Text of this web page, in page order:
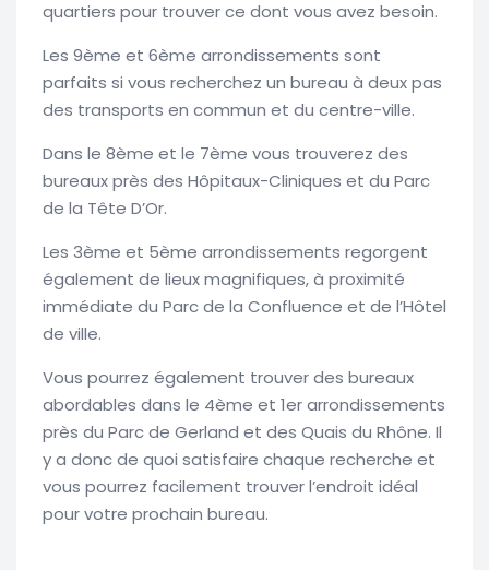
quartiers pour trouver ce dont vous avez besoin.
Les 9ème et 6ème arrondissements sont
parfaits si vous recherchez un bureau à deux pas
des transports en commun et du centre-ville.
Dans le 8ème et le 7ème vous trouverez des
bureaux près des Hôpitaux-Cliniques et du Parc
de la Tête D’Or.
Les 3ème et 5ème arrondissements regorgent
également de lieux magnifiques, à proximité
immédiate du Parc de la Confluence et de l’Hôtel
de ville.
Vous pourrez également trouver des bureaux
abordables dans le 4ème et 1er arrondissements
près du Parc de Gerland et des Quais du Rhône. Il
y a donc de quoi satisfaire chaque recherche et
vous pourrez facilement trouver l’endroit idéal
pour votre prochain bureau.